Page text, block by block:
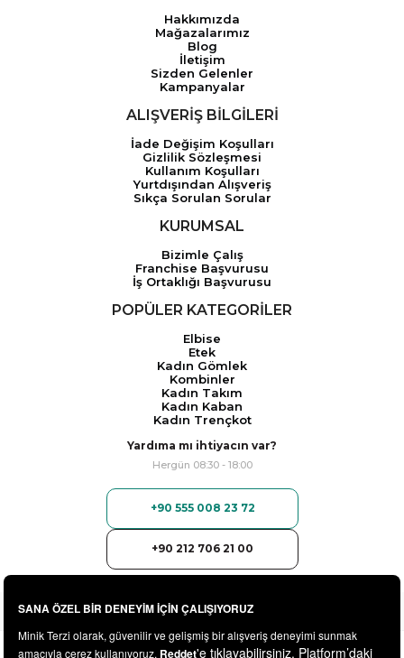
Hakkımızda
Mağazalarımız
Blog
İletişim
Sizden Gelenler
Kampanyalar
ALIŞVERİŞ BİLGİLERİ
İade Değişim Koşulları
Gizlilik Sözleşmesi
Kullanım Koşulları
Yurtdışından Alışveriş
Sıkça Sorulan Sorular
KURUMSAL
Bizimle Çalış
Franchise Başvurusu
İş Ortaklığı Başvurusu
POPÜLER KATEGORİLER
Elbise
Etek
Kadın Gömlek
Kombinler
Kadın Takım
Kadın Kaban
Kadın Trençkot
Yardıma mı ihtiyacın var?
Hergün 08:30 - 18:00
+90 555 008 23 72
+90 212 706 21 00
© 2025minikterzi.com - Tüm Hakları Saklıdır.